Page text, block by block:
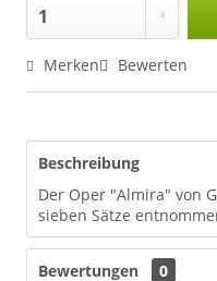
Merken Bewerten
Beschreibung
Der Oper "Almira" von
sieben Sätze
Bewertungen
0